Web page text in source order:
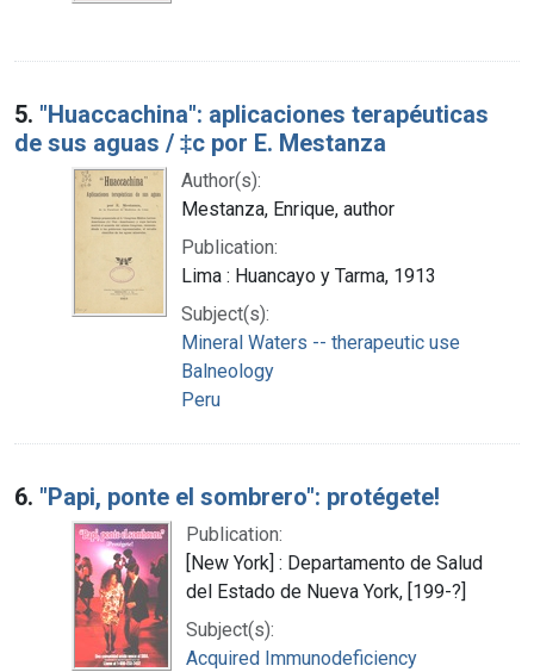
5. "Huaccachina": aplicaciones terapéuticas
de sus aguas / ‡c por E. Mestanza
Author(s):
Mestanza, Enrique, author
Publication:
Lima : Huancayo y Tarma, 1913
Subject(s):
Mineral Waters -- therapeutic use
Balneology
Peru
6. "Papi, ponte el sombrero": protégete!
Publication:
[New York] : Departamento de Salud
del Estado de Nueva York, [199-?]
Subject(s):
Acquired Immunodeficiency